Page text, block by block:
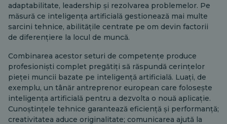
adaptabilitate, leadership și rezolvarea problemelor. Pe
măsură ce inteligența artificială gestionează mai multe
sarcini tehnice, abilitățile centrate pe om devin factorii
de diferențiere la locul de muncă.
Combinarea acestor seturi de competențe produce
profesioniști complet pregătiți să răspundă cerințelor
pieței muncii bazate pe inteligență artificială. Luați, de
exemplu, un tânăr antreprenor european care folosește
inteligența artificială pentru a dezvolta o nouă aplicație.
Cunoștințele tehnice garantează eficiență și performanță;
creativitatea aduce originalitate; comunicarea ajută la